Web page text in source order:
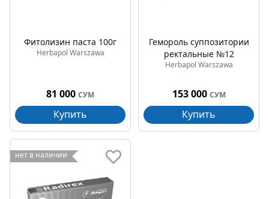
Фитолизин паста 100г
Herbapol Warszawa
81 000 СУМ
Купить
Гемороль суппозитории
ректальные №12
Herbapol Warszawa
153 000 СУМ
Купить
нет в наличии